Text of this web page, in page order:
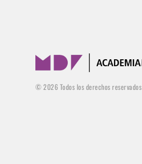
©2026Todos los derechos reservados